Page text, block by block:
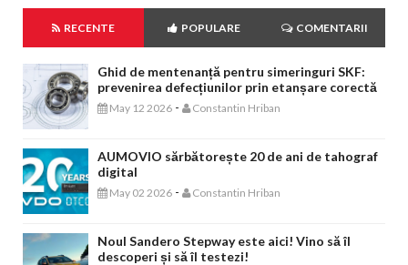
RECENTE POPULARE COMENTARII
Ghid de mentenanță pentru simeringuri SKF:
prevenirea defecțiunilor prin etanșare corectă
May 12 2026 - Constantin Hriban
AUMOVIO sărbătorește 20 de ani de tahograf
digital
May 02 2026 - Constantin Hriban
Noul Sandero Stepway este aici! Vino să îl
descoperi și să îl testezi!